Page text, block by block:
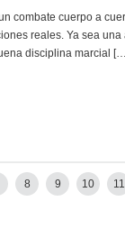
combate cuerpo a
reales. Ya sea
disciplina marcial
8 9 10 11